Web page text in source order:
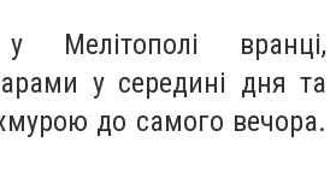
Мелітополі вранці,
у середині дня та
до самого вечора.